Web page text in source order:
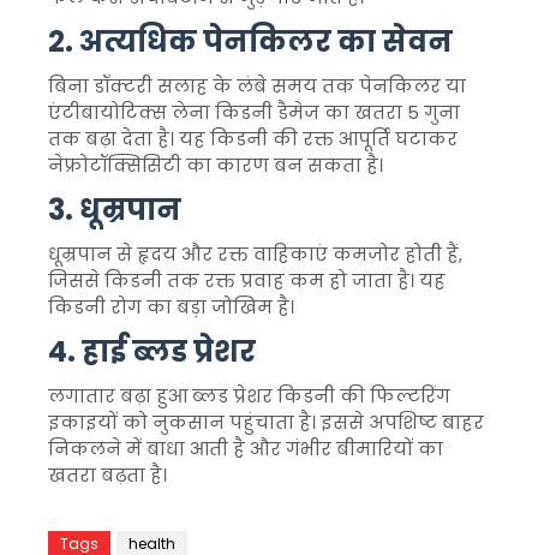
2. अत्यधिक पेनकिलर का सेवन
बिना डॉक्टरी सलाह के लंबे समय तक पेनकिलर या
एंटीबायोटिक्स लेना किडनी डैमेज का खतरा 5 गुना
तक बढ़ा देता है। यह किडनी की रक्त आपूर्ति घटाकर
नेफ्रोटॉक्सिसिटी का कारण बन सकता है।
3. धूम्रपान
धूम्रपान से हृदय और रक्त वाहिकाएं कमजोर होती हैं,
जिससे किडनी तक रक्त प्रवाह कम हो जाता है। यह
किडनी रोग का बड़ा जोखिम है।
4. हाई ब्लड प्रेशर
लगातार बढ़ा हुआ ब्लड प्रेशर किडनी की फिल्टरिंग
इकाइयों को नुकसान पहुंचाता है। इससे अपशिष्ट बाहर
निकलने में बाधा आती है और गंभीर बीमारियों का
खतरा बढ़ता है।
Tags health